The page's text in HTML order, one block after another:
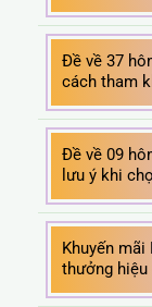
Đề về 37
cách tham
Đề về 09
lưu ý khi
Khuyến mãi
thưởng hiệu